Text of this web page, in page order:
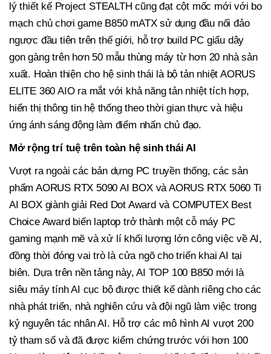
lý thiết kế Project STEALTH cũng đạt cột mốc mới với bo
mạch chủ chơi game B850 mATX sử dụng đầu nối đảo
ngược đầu tiên trên thế giới, hỗ trợ build PC giấu dây
gọn gàng trên hơn 50 mẫu thùng máy từ hơn 20 nhà sản
xuất. Hoàn thiện cho hệ sinh thái là bộ tản nhiệt AORUS
ELITE 360 AIO ra mắt với khả năng tản nhiệt tích hợp,
hiển thị thông tin hệ thống theo thời gian thực và hiệu
ứng ánh sáng động làm điểm nhấn chủ đạo.
Mở rộng trí tuệ trên toàn hệ sinh thái AI
Vượt ra ngoài các bản dựng PC truyền thống, các sản
phẩm AORUS RTX 5090 AI BOX và AORUS RTX 5060 Ti
AI BOX giành giải Red Dot Award và COMPUTEX Best
Choice Award biến laptop trở thành một cỗ máy PC
gaming mạnh mẽ và xử lí khối lượng lớn công việc về AI ,
đồng thời đóng vai trò là cửa ngõ cho triển khai AI tại
biên. Dựa trên nền tảng này, AI TOP 100 B850 mới là
siêu máy tính AI cục bộ được thiết kế dành riêng cho các
nhà phát triển, nhà nghiên cứu và đội ngũ làm việc trong
kỷ nguyên tác nhân AI. Hỗ trợ các mô hình AI vượt 200
tỷ tham số và đã được kiểm chứng trước với hơn 100